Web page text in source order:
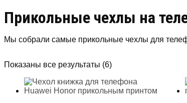
Прикольные чехлы на
Мы собрали самые прикольные чехлы для
Показаны все результаты (6)Сортировка:
популярности